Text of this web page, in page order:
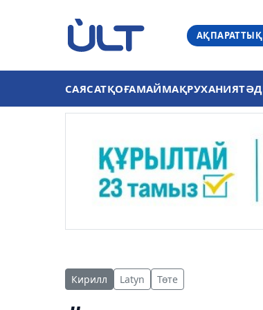
САЯСАТҚОҒАМАЙМАҚРУХАНИЯТ
Кирилл Latyn Төте